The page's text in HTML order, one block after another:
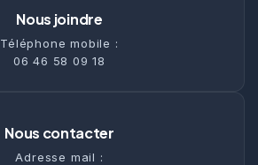
Nous joindre
Téléphone mobile :
06 46 58 09 18
Nous contacter
Adresse mail :